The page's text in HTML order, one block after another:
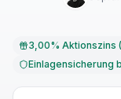
3,00% Aktionszins
Einlagensicherung